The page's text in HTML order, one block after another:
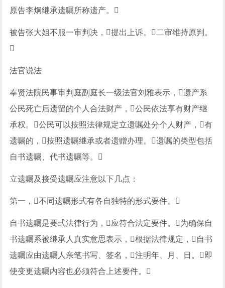
原告李炯继承遗嘱所称遗产。
被告张大姐不服一审判决，提出上诉。二审维持原判。

法官说法
奉贤法院民事审判庭副庭长一级法官刘雅表示，遗产系
公民死亡后遗留的个人合法财产，公民依法享有财产继
承权。公民可以按照法律规定立遗嘱处分个人财产，有
遗嘱的，按照遗嘱继承或者遗赠办理。遗嘱的类型包括
自书遗嘱、代书遗嘱等。
立遗嘱及接受遗嘱应注意以下几点：
第一，不同遗嘱形式有各自独特的形式要件。
自书遗嘱是要式法律行为，应符合法定要件。为确保自
书遗嘱系被继承人真实意思表示，根据法律规定，自书
遗嘱应由遗嘱人亲笔书写、签名，注明年、月、日。即
使变更遗嘱内容也必须符合上述要件。